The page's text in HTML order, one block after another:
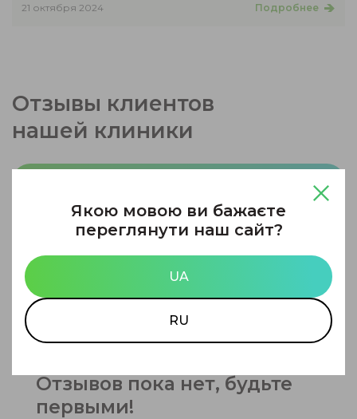
21 октября 2024 Подробнее
Отзывы клиентов
нашей клиники
Отзывов пока нет, будьте
первыми!
Якою мовою ви бажаєте
переглянути наш сайт?
UA
RU